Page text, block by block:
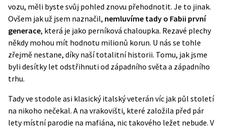
vozu, měli byste svůj pohled znovu přehodnotit. Je to jinak.
Ovšem jak už jsem naznačil, nemluvíme tady o Fabii první
generace, která je jako perníková chaloupka. Rezavé plechy
někdy mohou mít hodnotu milionů korun. U nás se tohle
zřejmě nestane, díky naší totalitní historii. Tomu, jak jsme
byli desítky let odstřihnuti od západního světa a západního
trhu.
Tady ve stodole asi klasický italský veterán víc jak půl století
na nikoho nečekal. A na vrakovišti, které založila před pár
lety místní parodie na mafiána, nic takového ležet nebude. V